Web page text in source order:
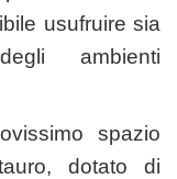
usufruire sia
ambienti
spazio
dotato di